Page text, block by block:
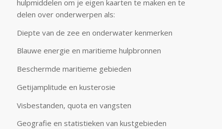
hulpmiddelen om je eigen kaarten te maken en te
delen over onderwerpen als:
Diepte van de zee en onderwater kenmerken
Blauwe energie en maritieme hulpbronnen
Beschermde maritieme gebieden
Getijamplitude en kusterosie
Visbestanden, quota en vangsten
Geografie en statistieken van kustgebieden